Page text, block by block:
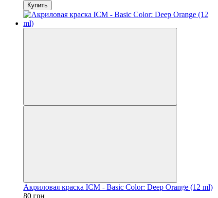
Купить
Акриловая краска ICM - Basic Color: Deep Orange (12 ml)
80 грн